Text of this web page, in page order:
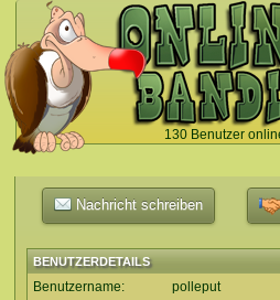
130 Benutzer
`
Nachricht schreiben
BENUTZERDETAILS
Benutzername:
polleput